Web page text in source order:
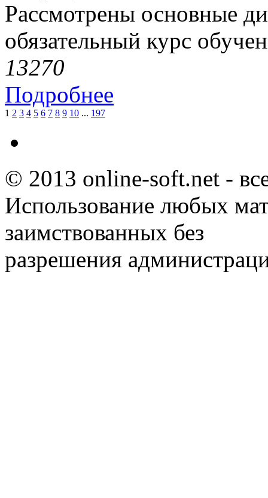
Рассмотрены основные
обязательный курс
13270
Подробнее
1 2 3 4 5 6 7 8 9 10 ... 197
© 2013 online-soft.net -
Использование любых
заимствованных без
разрешения